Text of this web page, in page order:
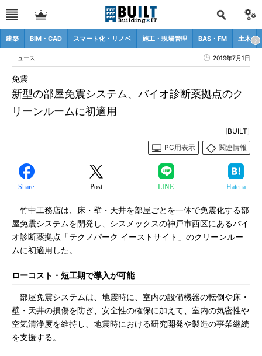
建築 BIM・CAD スマート化・リノベ 施工・現場管理 BAS・FM 土木
ニュース 2019年7月1日
新型の部屋免震システム、バイオ診断薬拠点のク
リーンルームに初適用
免震
[BUILT]
PC用表示
関連情報
Share Post LINE Hatena
竹中工務店は、床・壁・天井を部屋ごとを一体で免震化する部
屋免震システムを開発し、シスメックスの神戸市西区にあるバイ
オ診断薬拠点「テクノパーク イーストサイト」のクリーンルー
ムに初適用した。
ローコスト・短工期で導入が可能
部屋免震システムは、地震時に、室内の設備機器の転倒や床・
壁・天井の損傷を防ぎ、安全性の確保に加えて、室内の気密性や
空気清浄度を維持し、地震時における研究開発や製造の事業継続
を支援する。